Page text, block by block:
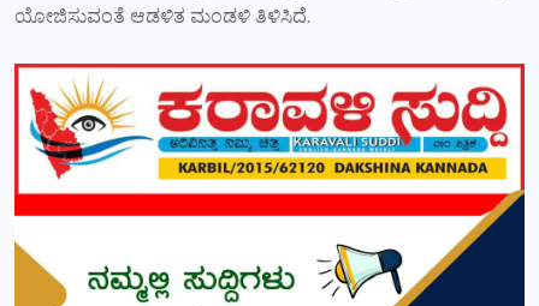
ಯೋಜಿಸುವಂತೆ ಆಡಳಿತ ಮಂಡಳಿ ತಿಳಿಸಿದೆ.